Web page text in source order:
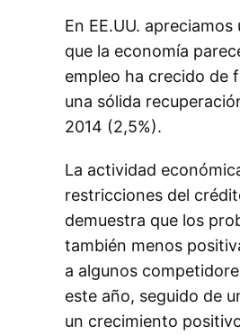
En EE.UU.
que la economía
empleo ha crecido de
una sólida
2014 (2,5%).
La actividad
restricciones del
demuestra que los
también menos
a algunos
este año, seguido de
un crecimiento